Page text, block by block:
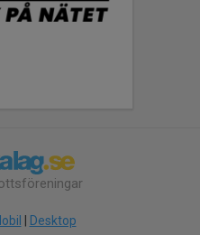
Desktop